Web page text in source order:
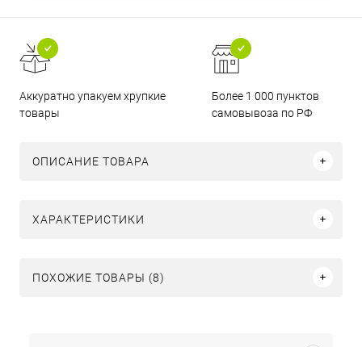
Аккуратно упакуем хрупкие
товары
Более 1 000 пунктов
самовывоза по РФ
ОПИСАНИЕ ТОВАРА
ХАРАКТЕРИСТИКИ
ПОХОЖИЕ ТОВАРЫ (8)